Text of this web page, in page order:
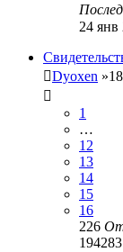
24 янв
Dyoxen
1
…
12
13
14
15
16
226
194283